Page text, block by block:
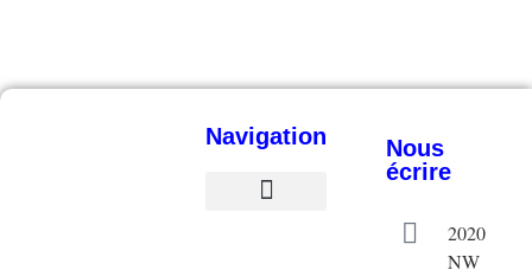
Navigation
Nous
écrire
2020
NW